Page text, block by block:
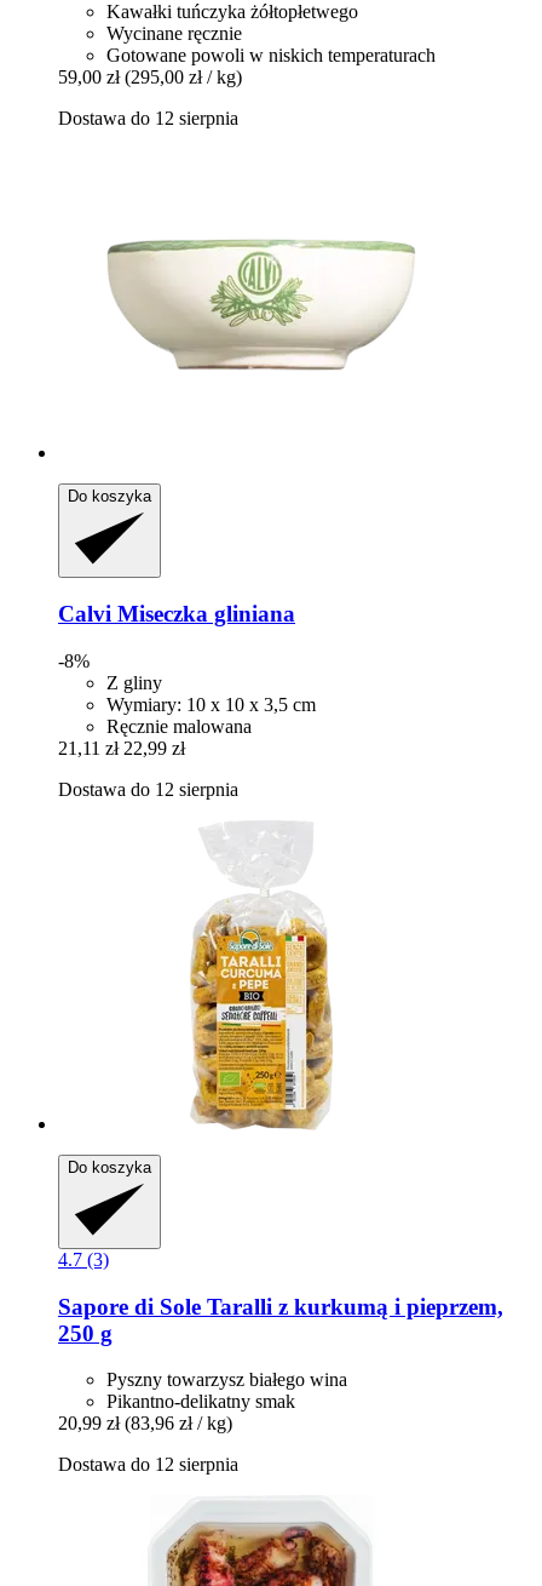
Kawałki tuńczyka żółtopłetwego
Wycinane ręcznie
Gotowane powoli w niskich temperaturach
59,00 zł (295,00 zł / kg)
Dostawa do 12 sierpnia
Do koszyka
Calvi Miseczka gliniana
-8%
Z gliny
Wymiary: 10 x 10 x 3,5 cm
Ręcznie malowana
21,11 zł 22,99 zł
Dostawa do 12 sierpnia
Do koszyka
4.7 (3)
Sapore di Sole Taralli z kurkumą i pieprzem,
250 g
Pyszny towarzysz białego wina
Pikantno-delikatny smak
20,99 zł (83,96 zł / kg)
Dostawa do 12 sierpnia